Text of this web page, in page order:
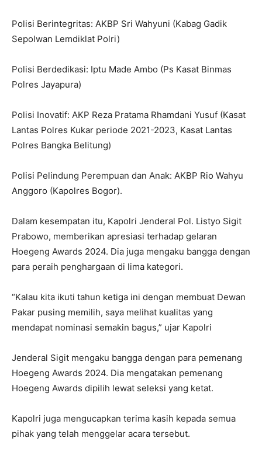
Polisi Berintegritas: AKBP Sri Wahyuni (Kabag Gadik
Sepolwan Lemdiklat Polri)
Polisi Berdedikasi: Iptu Made Ambo (Ps Kasat Binmas
Polres Jayapura)
Polisi Inovatif: AKP Reza Pratama Rhamdani Yusuf (Kasat
Lantas Polres Kukar periode 2021-2023, Kasat Lantas
Polres Bangka Belitung)
Polisi Pelindung Perempuan dan Anak: AKBP Rio Wahyu
Anggoro (Kapolres Bogor).
Dalam kesempatan itu, Kapolri Jenderal Pol. Listyo Sigit
Prabowo, memberikan apresiasi terhadap gelaran
Hoegeng Awards 2024. Dia juga mengaku bangga dengan
para peraih penghargaan di lima kategori.
“Kalau kita ikuti tahun ketiga ini dengan membuat Dewan
Pakar pusing memilih, saya melihat kualitas yang
mendapat nominasi semakin bagus,” ujar Kapolri
Jenderal Sigit mengaku bangga dengan para pemenang
Hoegeng Awards 2024. Dia mengatakan pemenang
Hoegeng Awards dipilih lewat seleksi yang ketat.
Kapolri juga mengucapkan terima kasih kepada semua
pihak yang telah menggelar acara tersebut.